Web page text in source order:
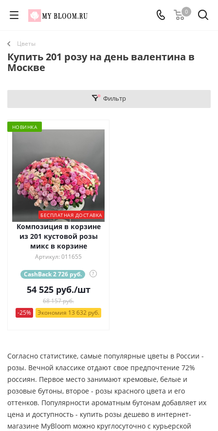
0
Цветы
Купить 201 розу на день валентина в
Москве
Фильтр
НОВИНКА
БЕСПЛАТНАЯ ДОСТАВКА
Композиция в корзине
из 201 кустовой розы
микс в корзине
Артикул: 011655
CashBack 2 726 руб. ?
54 525руб./шт
68 157 руб.
-25%
Экономия 13 632 руб.
Согласно статистике, самые популярные цветы в России -
розы. Вечной классике отдают свое предпочтение 72%
россиян. Первое место занимают кремовые, белые и
розовые бутоны, второе - розы красного цвета и его
оттенков. Популярности ароматным бутонам добавляет их
цена и доступность - купить розы дешево в интернет-
магазине MyBloom можно круглосуточно с курьерской